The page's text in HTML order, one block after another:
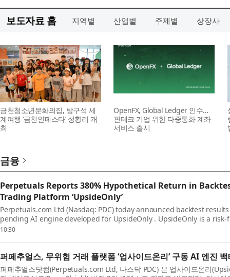
보도자료 홈 지역별 산업별 주제별 상장사
금천청소년문화의집, 방구석 세
계여행 ‘금천인페스타’ 성황리 개
최
OpenFX, Global Ledger 인수…
핀테크 기업 위한 다중통화 계좌
서비스 출시
금융
Perpetuals Reports 380% Hypothetical Return in
Trading Platform ‘UpsideOnly’
Perpetuals.com Ltd (Nasdaq: PDC) today announced backtest
pending AI engine developed for UpsideOnly . UpsideOnly is a
simulate trades using virtual mo...
10:30
퍼페추얼스, 무위험 거래 플랫폼 ‘업사이드온리’ 구동 AI 엔진
퍼페추얼스닷컴(Perpetuals.com Ltd, 나스닥 PDC) 은 업사이드온리